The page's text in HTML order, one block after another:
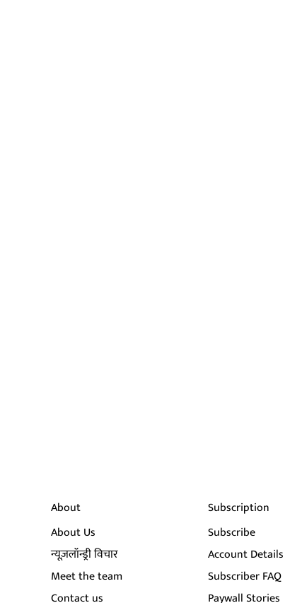
About
About Us
न्यूज़लॉन्ड्री विचार
Meet the team
Contact us
Subscription
Subscribe
Account Details
Subscriber FAQ
Paywall Stories